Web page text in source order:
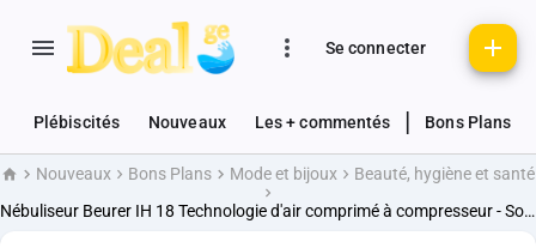
Se connecter
Plébiscités Nouveaux Les + commentés Bons Plans
AccueilNouveaux Bons Plans Mode et bijoux
Beauté, hygiène et santé
Nébuliseur Beurer IH 18 Technologie d'air comprimé à compresseur - Soulagement du Rhume, Asthme et Autres Affections Respiratoires - Blanc